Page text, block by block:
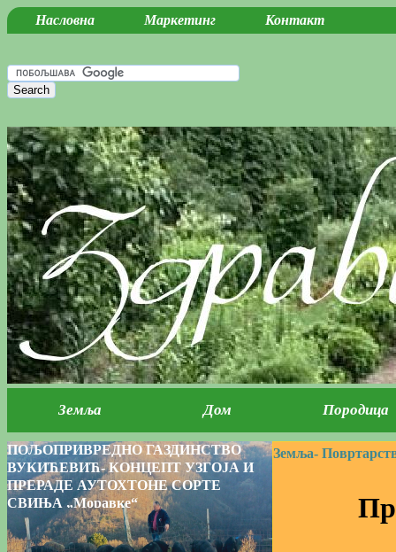
Насловна Маркетинг Контакт
ПОЉОПРИВРЕДНО ГАЗДИНСТВО
ВУКИЋЕВИЋ- КОНЦЕПТ УЗГОЈА И
ПРЕРАДЕ АУТОХТОНЕ СОРТЕ
СВИЊА „Моравке“
Земља-
Земља Дом Породица